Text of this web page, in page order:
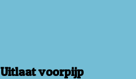
Uitlaat voorpijp